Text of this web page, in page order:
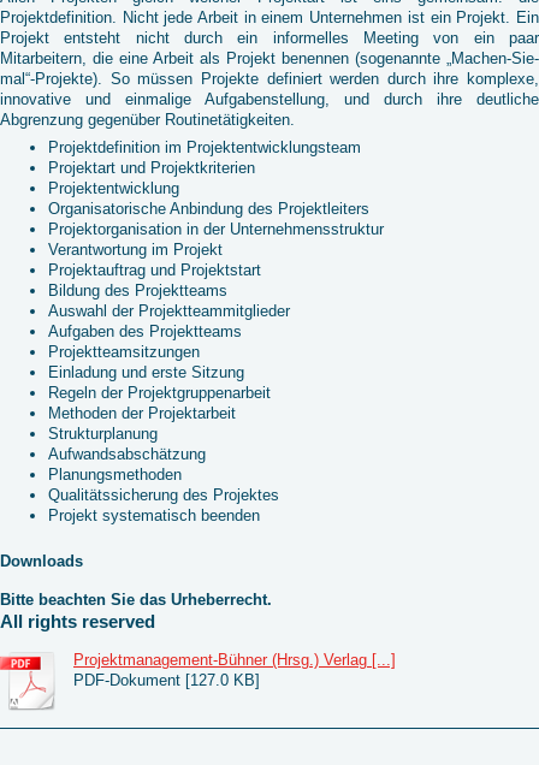
Projektdefinition. Nicht jede Arbeit in einem Unternehmen ist ein Projekt. Ein
Projekt entsteht nicht durch ein informelles Meeting von ein paar
Mitarbeitern, die eine Arbeit als Projekt benennen (sogenannte „Machen-Sie-
mal“-Projekte). So müssen Projekte definiert werden durch ihre komplexe,
innovative und einmalige Aufgabenstellung, und durch ihre deutliche
Abgrenzung gegenüber Routinetätigkeiten.
Projektdefinition im Projektentwicklungsteam
Projektart und Projektkriterien
Projektentwicklung
Organisatorische Anbindung des Projektleiters
Projektorganisation in der Unternehmensstruktur
Verantwortung im Projekt
Projektauftrag und Projektstart
Bildung des Projektteams
Auswahl der Projektteammitglieder
Aufgaben des Projektteams
Projektteamsitzungen
Einladung und erste Sitzung
Regeln der Projektgruppenarbeit
Methoden der Projektarbeit
Strukturplanung
Aufwandsabschätzung
Planungsmethoden
Qualitätssicherung des Projektes
Projekt systematisch beenden
Downloads
Bitte beachten Sie das Urheberrecht.
All rights reserved
Projektmanagement-Bühner (Hrsg.) Verlag [...]
PDF-Dokument [127.0 KB]